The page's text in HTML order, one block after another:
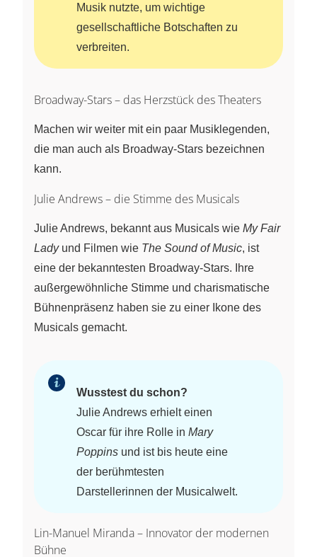
Musik nutzte, um wichtige
gesellschaftliche Botschaften zu
verbreiten.
Broadway-Stars – das Herzstück des Theaters
Machen wir weiter mit ein paar Musiklegenden,
die man auch als Broadway-Stars bezeichnen
kann.
Julie Andrews – die Stimme des Musicals
Julie Andrews, bekannt aus Musicals wie My Fair
Ladyund Filmen wie The Sound of Music, ist
eine der bekanntesten Broadway-Stars. Ihre
außergewöhnliche Stimme und charismatische
Bühnenpräsenz haben sie zu einer Ikone des
Musicals gemacht.
Wusstest du schon?
Julie Andrews erhielt einen
Oscar für ihre Rolle in Mary
Poppins und ist bis heute eine
der berühmtesten
Darstellerinnen der Musicalwelt.
Lin-Manuel Miranda – Innovator der modernen
Bühne